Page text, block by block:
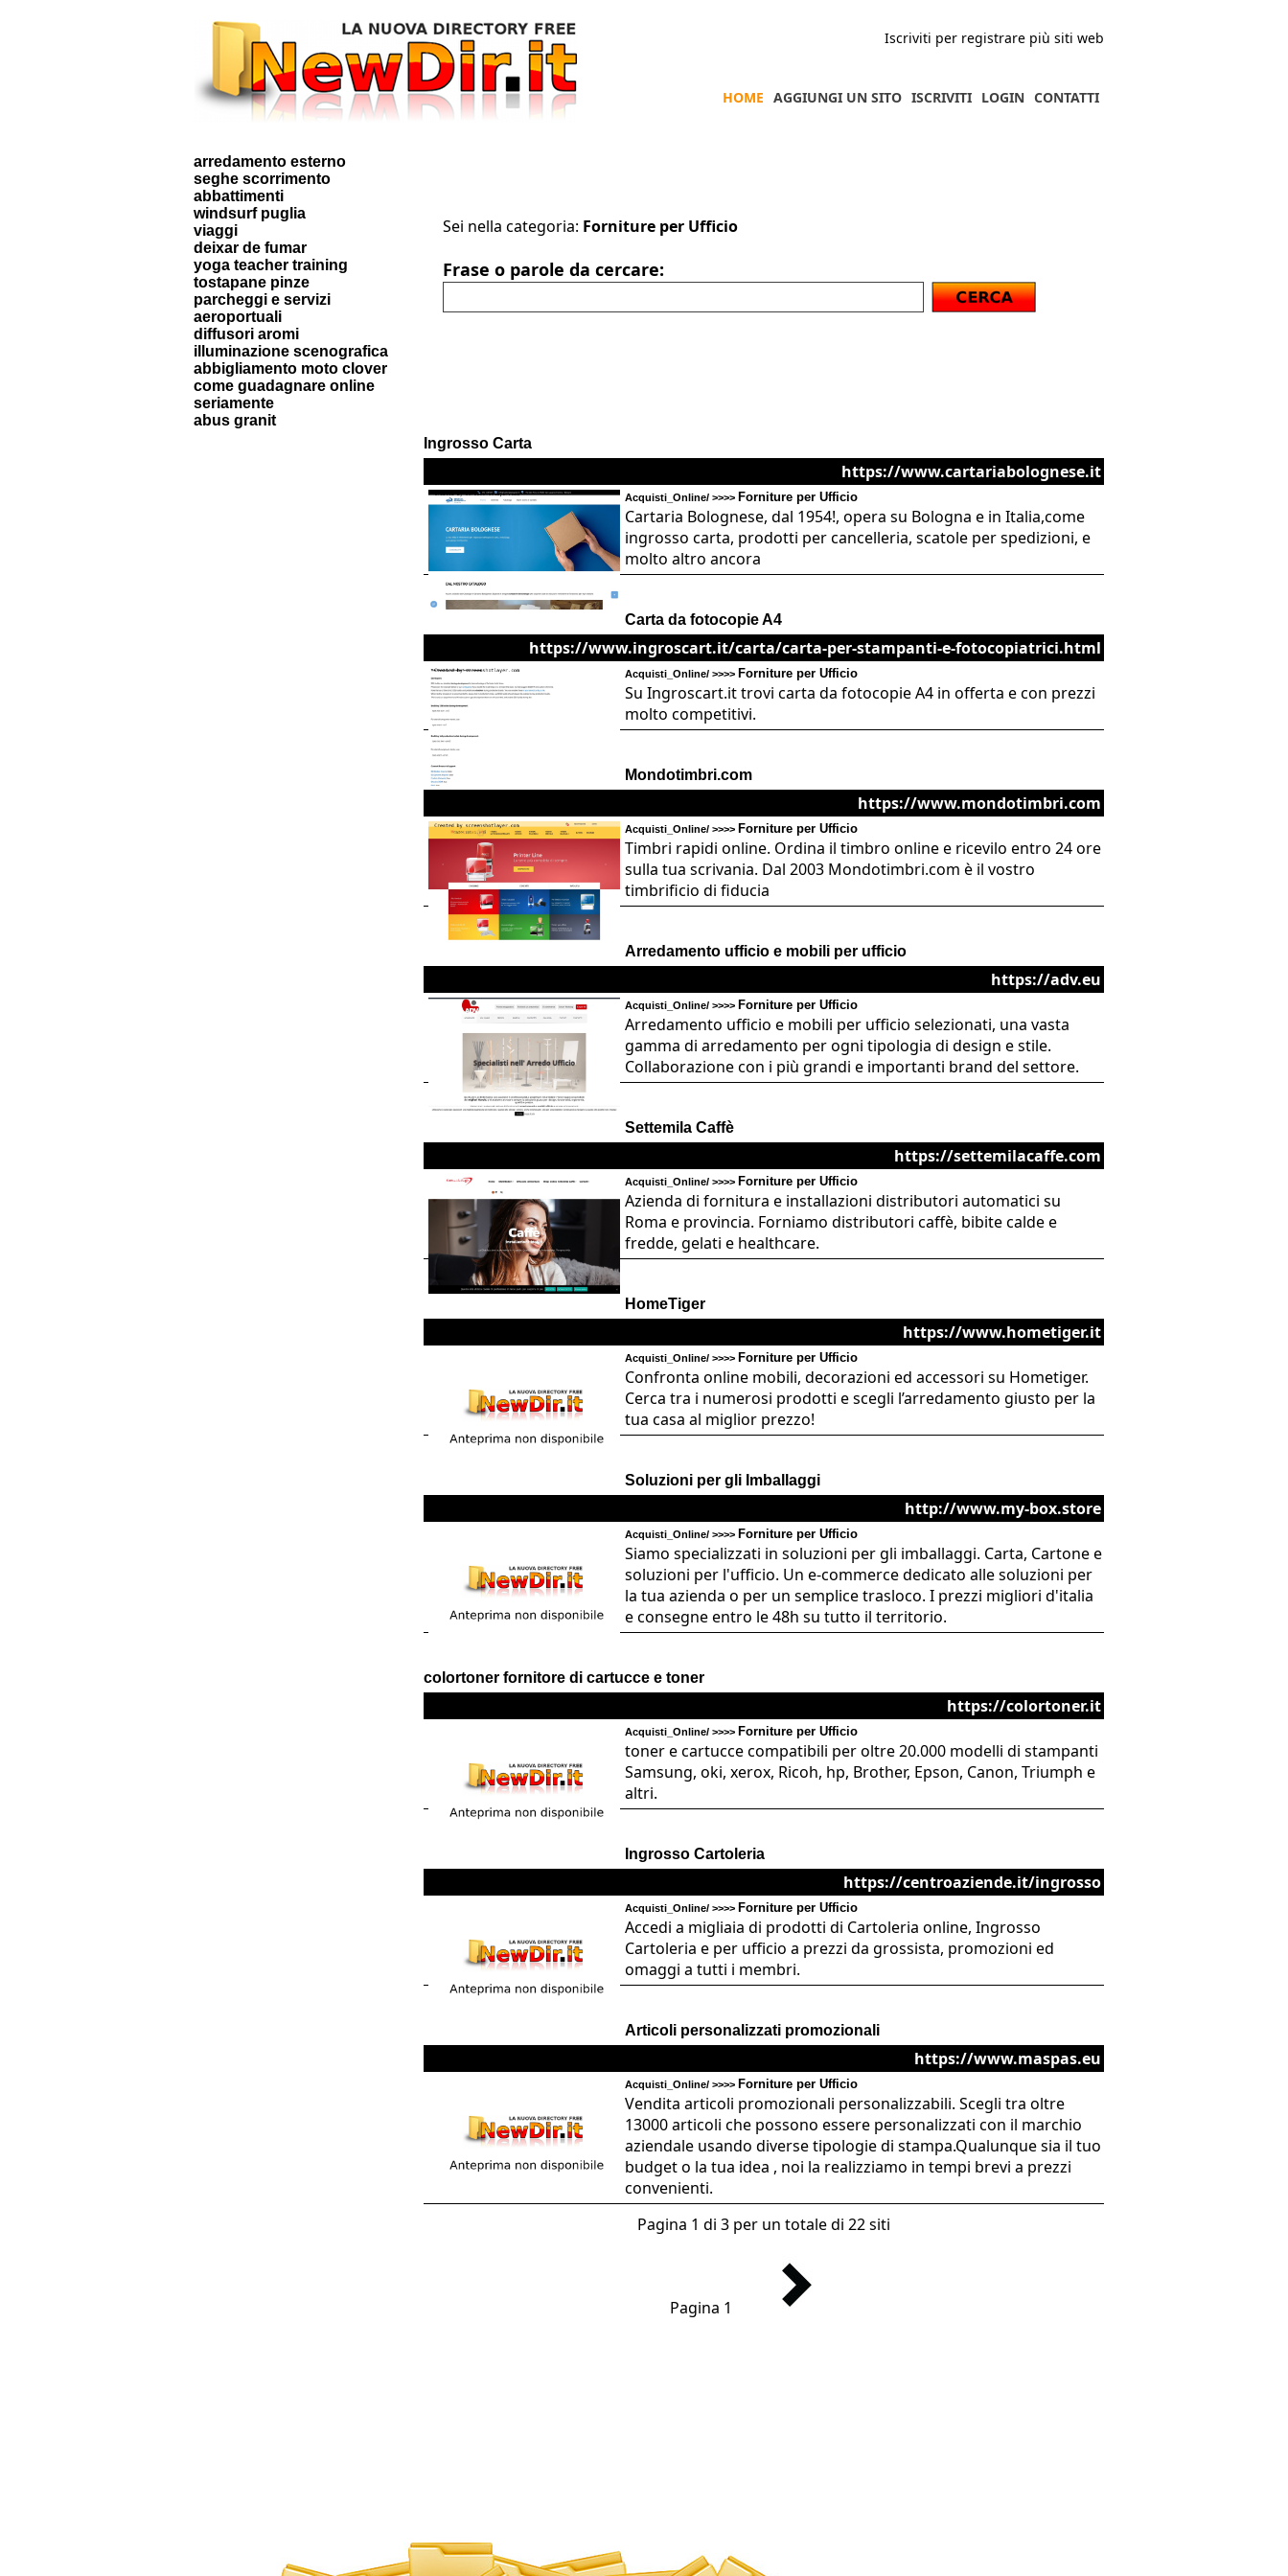
Iscriviti per registrare più siti web
CONTATTI
LOGIN
ISCRIVITI
AGGIUNGI UN SITO
HOME
arredamento esterno
seghe scorrimento
abbattimenti
windsurf puglia
viaggi
deixar de fumar
yoga teacher training
tostapane pinze
parcheggi e servizi
aeroportuali
diffusori aromi
illuminazione scenografica
abbigliamento moto clover
come guadagnare online
seriamente
abus granit
Sei nella categoria: Forniture per Ufficio
Frase o parole da cercare:
Ingrosso Carta
https://www.cartariabolognese.it
Acquisti_Online/ >>>> Forniture per Ufficio
Cartaria Bolognese, dal 1954!, opera su Bologna e in Italia,come
ingrosso carta, prodotti per cancelleria, scatole per spedizioni, e
molto altro ancora
Carta da fotocopie A4
https://www.ingroscart.it/carta/carta-per-stampanti-e-fotocopiatrici.html
Acquisti_Online/ >>>> Forniture per Ufficio
Su Ingroscart.it trovi carta da fotocopie A4 in offerta e con prezzi
molto competitivi.
Mondotimbri.com
https://www.mondotimbri.com
Acquisti_Online/ >>>> Forniture per Ufficio
Timbri rapidi online. Ordina il timbro online e ricevilo entro 24 ore
sulla tua scrivania. Dal 2003 Mondotimbri.com è il vostro
timbrificio di fiducia
Arredamento ufficio e mobili per ufficio
https://adv.eu
Acquisti_Online/ >>>> Forniture per Ufficio
Arredamento ufficio e mobili per ufficio selezionati, una vasta
gamma di arredamento per ogni tipologia di design e stile.
Collaborazione con i più grandi e importanti brand del settore.
Settemila Caffè
https://settemilacaffe.com
Acquisti_Online/ >>>> Forniture per Ufficio
Azienda di fornitura e installazioni distributori automatici su
Roma e provincia. Forniamo distributori caffè, bibite calde e
fredde, gelati e healthcare.
HomeTiger
https://www.hometiger.it
Acquisti_Online/ >>>> Forniture per Ufficio
Confronta online mobili, decorazioni ed accessori su Hometiger.
Cerca tra i numerosi prodotti e scegli l’arredamento giusto per la
tua casa al miglior prezzo!
Soluzioni per gli Imballaggi
http://www.my-box.store
Acquisti_Online/ >>>> Forniture per Ufficio
Siamo specializzati in soluzioni per gli imballaggi. Carta, Cartone e
soluzioni per l'ufficio. Un e-commerce dedicato alle soluzioni per
la tua azienda o per un semplice trasloco. I prezzi migliori d'italia
e consegne entro le 48h su tutto il territorio.
colortoner fornitore di cartucce e toner
https://colortoner.it
Acquisti_Online/ >>>> Forniture per Ufficio
toner e cartucce compatibili per oltre 20.000 modelli di stampanti
Samsung, oki, xerox, Ricoh, hp, Brother, Epson, Canon, Triumph e
altri.
Ingrosso Cartoleria
https://centroaziende.it/ingrosso
Acquisti_Online/ >>>> Forniture per Ufficio
Accedi a migliaia di prodotti di Cartoleria online, Ingrosso
Cartoleria e per ufficio a prezzi da grossista, promozioni ed
omaggi a tutti i membri.
Articoli personalizzati promozionali
https://www.maspas.eu
Acquisti_Online/ >>>> Forniture per Ufficio
Vendita articoli promozionali personalizzabili. Scegli tra oltre
13000 articoli che possono essere personalizzati con il marchio
aziendale usando diverse tipologie di stampa.Qualunque sia il tuo
budget o la tua idea , noi la realizziamo in tempi brevi a prezzi
convenienti.
Pagina 1 di 3 per un totale di 22 siti
Pagina 1